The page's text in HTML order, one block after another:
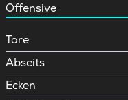
Offensive
Tore
Abseits
Ecken